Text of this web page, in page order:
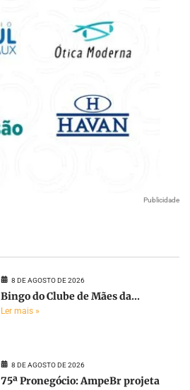
Publicidade
8 DE AGOSTO DE 2026
Bingo do Clube de Mães da...
Ler mais »
8 DE AGOSTO DE 2026
75ª Pronegócio: AmpeBr projeta